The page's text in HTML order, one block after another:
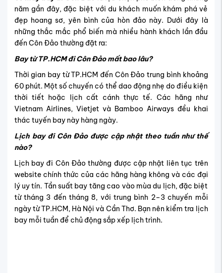
năm gần đây, đặc biệt với du khách muốn khám phá vẻ
đẹp hoang sơ, yên bình của hòn đảo này. Dưới đây là
những thắc mắc phổ biến mà nhiều hành khách lần đầu
đến Côn Đảo thường đặt ra:
Bay từ TP.HCM đi Côn Đảo mất bao lâu?
Thời gian bay từ TP.HCM đến Côn Đảo trung bình khoảng
60 phút. Một số chuyến có thể dao động nhẹ do điều kiện
thời tiết hoặc lịch cất cánh thực tế. Các hãng như
Vietnam Airlines, Vietjet và Bamboo Airways đều khai
thác tuyến bay này hàng ngày.
Lịch bay đi Côn Đảo được cập nhật theo tuần như thế
nào?
Lịch bay đi Côn Đảo thường được cập nhật liên tục trên
website chính thức của các hãng hàng không và các đại
lý uy tín. Tần suất bay tăng cao vào mùa du lịch, đặc biệt
từ tháng 3 đến tháng 8, với trung bình 2–3 chuyến mỗi
ngày từ TP.HCM, Hà Nội và Cần Thơ. Bạn nên kiểm tra lịch
bay mỗi tuần để chủ động sắp xếp lịch trình.